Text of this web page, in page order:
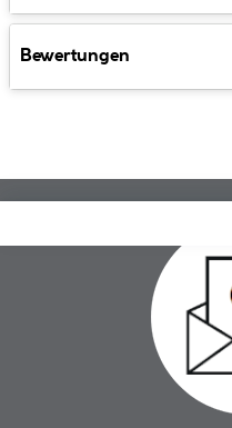
Bewertungen